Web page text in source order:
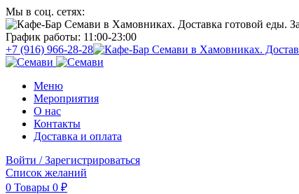
Мы в соц. сетях:
График работы: 11:00-23:00
+7 (916) 966-28-28
Меню
Мероприятия
О нас
Контакты
Доставка и оплата
Войти / Зарегистрироваться
Список желаний
0 Товары 0 ₽